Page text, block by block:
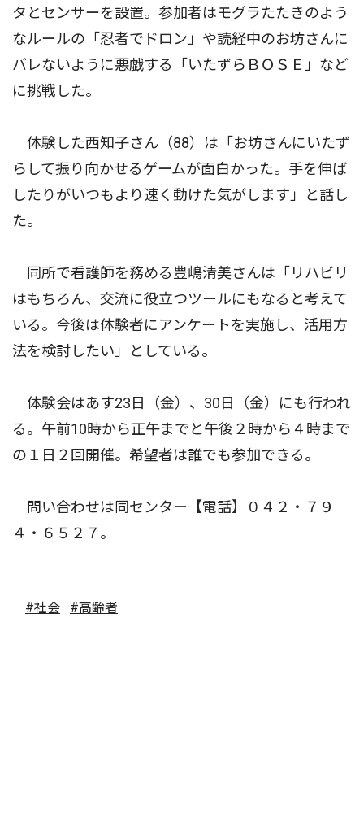
タとセンサーを設置。参加者はモグラたたきのよう
なルールの「忍者でドロン」や読経中のお坊さんに
バレないように悪戯する「いたずらＢＯＳＥ」など
に挑戦した。
体験した西知子さん（88）は「お坊さんにいたず
らして振り向かせるゲームが面白かった。手を伸ば
したりがいつもより速く動けた気がします」と話し
た。
同所で看護師を務める豊嶋清美さんは「リハビリ
はもちろん、交流に役立つツールにもなると考えて
いる。今後は体験者にアンケートを実施し、活用方
法を検討したい」としている。
体験会はあす23日（金）、30日（金）にも行われ
る。午前10時から正午までと午後２時から４時まで
の１日２回開催。希望者は誰でも参加できる。
問い合わせは同センター【電話】０４２・７９
４・６５２７。
#社会 #高齢者